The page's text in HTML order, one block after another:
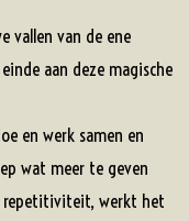
vallen van de ene
aan deze magische
en werk samen en
wat meer te geven
repetitiviteit, werkt het